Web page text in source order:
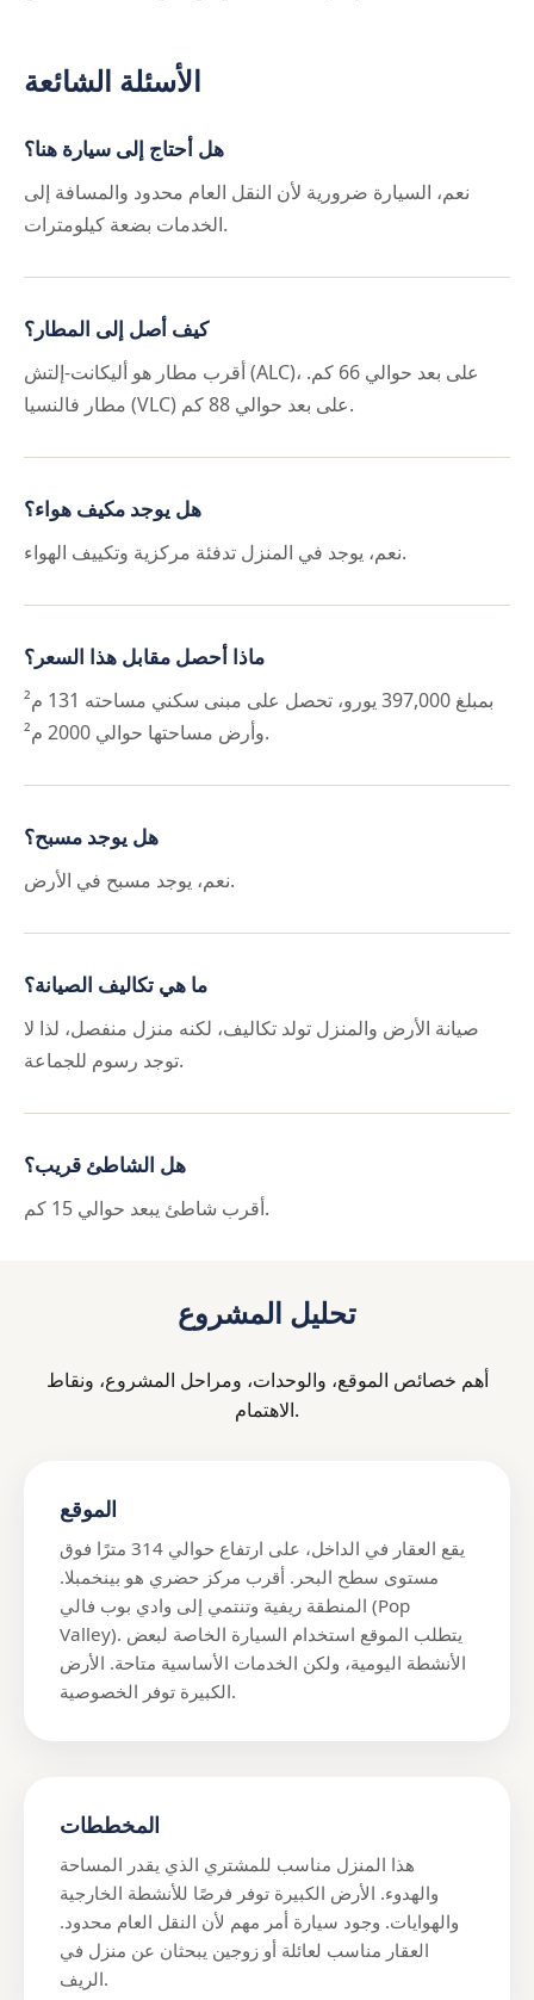
الأسئلة الشائعة
هل أحتاج إلى سيارة هنا؟
نعم، السيارة ضرورية لأن النقل العام محدود والمسافة إلى
الخدمات بضعة كيلومترات.
كيف أصل إلى المطار؟
أقرب مطار هو أليكانت-إلتش (ALC)، على بعد حوالي 66 كم.
مطار فالنسيا (VLC) على بعد حوالي 88 كم.
هل يوجد مكيف هواء؟
نعم، يوجد في المنزل تدفئة مركزية وتكييف الهواء.
ماذا أحصل مقابل هذا السعر؟
بمبلغ 397,000 يورو، تحصل على مبنى سكني مساحته 131 م²
وأرض مساحتها حوالي 2000 م².
هل يوجد مسبح؟
نعم، يوجد مسبح في الأرض.
ما هي تكاليف الصيانة؟
صيانة الأرض والمنزل تولد تكاليف، لكنه منزل منفصل، لذا لا
توجد رسوم للجماعة.
هل الشاطئ قريب؟
أقرب شاطئ يبعد حوالي 15 كم.
تحليل المشروع
أهم خصائص الموقع، والوحدات، ومراحل المشروع، ونقاط
الاهتمام.
الموقع
يقع العقار في الداخل، على ارتفاع حوالي 314 مترًا فوق
مستوى سطح البحر. أقرب مركز حضري هو بينخمبلا.
المنطقة ريفية وتنتمي إلى وادي بوب فالي (Pop
Valley). يتطلب الموقع استخدام السيارة الخاصة لبعض
الأنشطة اليومية، ولكن الخدمات الأساسية متاحة. الأرض
الكبيرة توفر الخصوصية.
المخططات
هذا المنزل مناسب للمشتري الذي يقدر المساحة
والهدوء. الأرض الكبيرة توفر فرصًا للأنشطة الخارجية
والهوايات. وجود سيارة أمر مهم لأن النقل العام محدود.
العقار مناسب لعائلة أو زوجين يبحثان عن منزل في
الريف.